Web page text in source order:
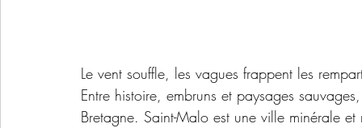
Le vent souffle, les vagues frappent les
Entre histoire, embruns et paysages
Bretagne. Saint-Malo est une ville minérale